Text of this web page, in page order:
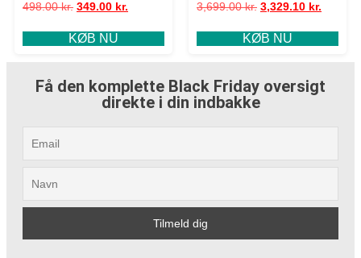
498.00kr. 349.00 kr.
KØB NU
3,699.00kr. 3,329.10 kr.
KØB NU
Få den komplette Black Friday oversigt
direkte i din indbakke